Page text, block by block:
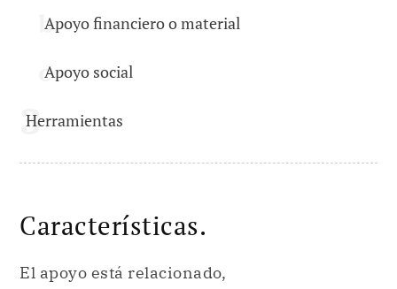
Apoyo financiero o material
Apoyo social
Herramientas
Características.
El apoyo está relacionado,